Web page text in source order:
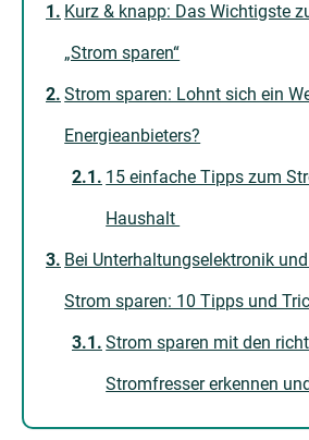
Kurz & knapp: Das Wichtigste
„Strom sparen“
Strom sparen: Lohnt sich ein
Energieanbieters?
15 einfache Tipps zum
Haushalt
Bei Unterhaltungselektronik
Strom sparen: 10 Tipps und
Strom sparen mit den
Stromfresser erkennen